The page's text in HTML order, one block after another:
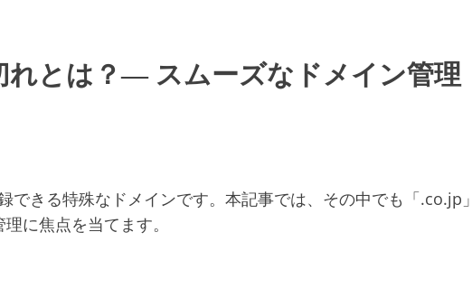
れとは？― スムーズなドメイン管理
できる特殊なドメインです。本記事では、その中でも「.co.jp」
に焦点を当てます。